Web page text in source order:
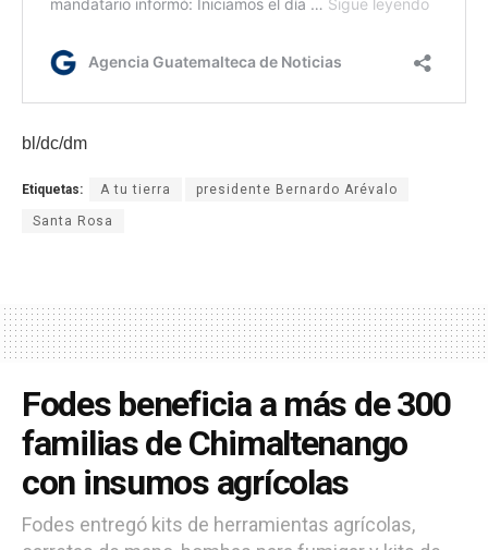
bl/dc/dm
Etiquetas: A tu tierra presidente Bernardo Arévalo
Santa Rosa
Fodes beneficia a más de 300
familias de Chimaltenango
con insumos agrícolas
Fodes entregó kits de herramientas agrícolas,